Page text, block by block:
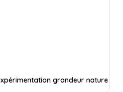
grandeur nature